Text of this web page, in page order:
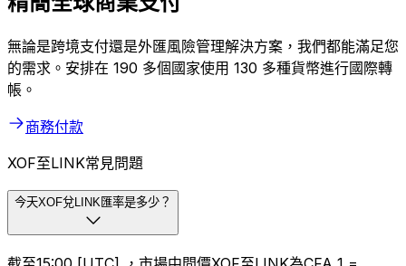
無論是跨境支付還是外匯風險管理解決方案，我們都能滿足您
的需求。安排在 190 多個國家使用 130 多種貨幣進行國際轉
帳。
商務付款
XOF至LINK常見問題
今天XOF兌LINK匯率是多少？